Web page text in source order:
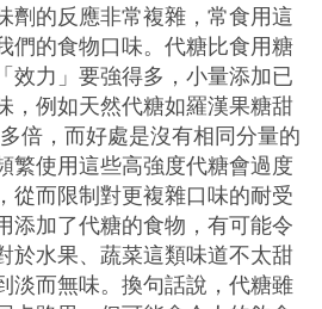
劑的反應非常複雜，常食用這
們的食物口味。代糖比食用糖
效力」要強得多，小量添加已
，例如天然代糖如羅漢果糖甜
多倍，而好處是沒有相同分量的
繁使用這些高強度代糖會過度
從而限制對更複雜口味的耐受
添加了代糖的食物，有可能令
於水果、蔬菜這類味道不太甜
淡而無味。換句話說，代糖雖